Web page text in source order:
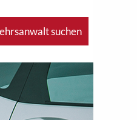
suchen